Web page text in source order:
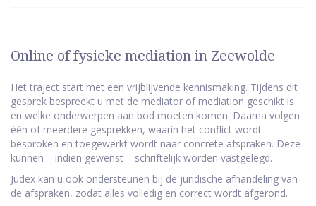
Online of fysieke mediation in Zeewolde
Het traject start met een vrijblijvende kennismaking. Tijdens dit
gesprek bespreekt u met de mediator of mediation geschikt is
en welke onderwerpen aan bod moeten komen. Daarna volgen
één of meerdere gesprekken, waarin het conflict wordt
besproken en toegewerkt wordt naar concrete afspraken. Deze
kunnen – indien gewenst – schriftelijk worden vastgelegd.
Judex kan u ook ondersteunen bij de juridische afhandeling van
de afspraken, zodat alles volledig en correct wordt afgerond.